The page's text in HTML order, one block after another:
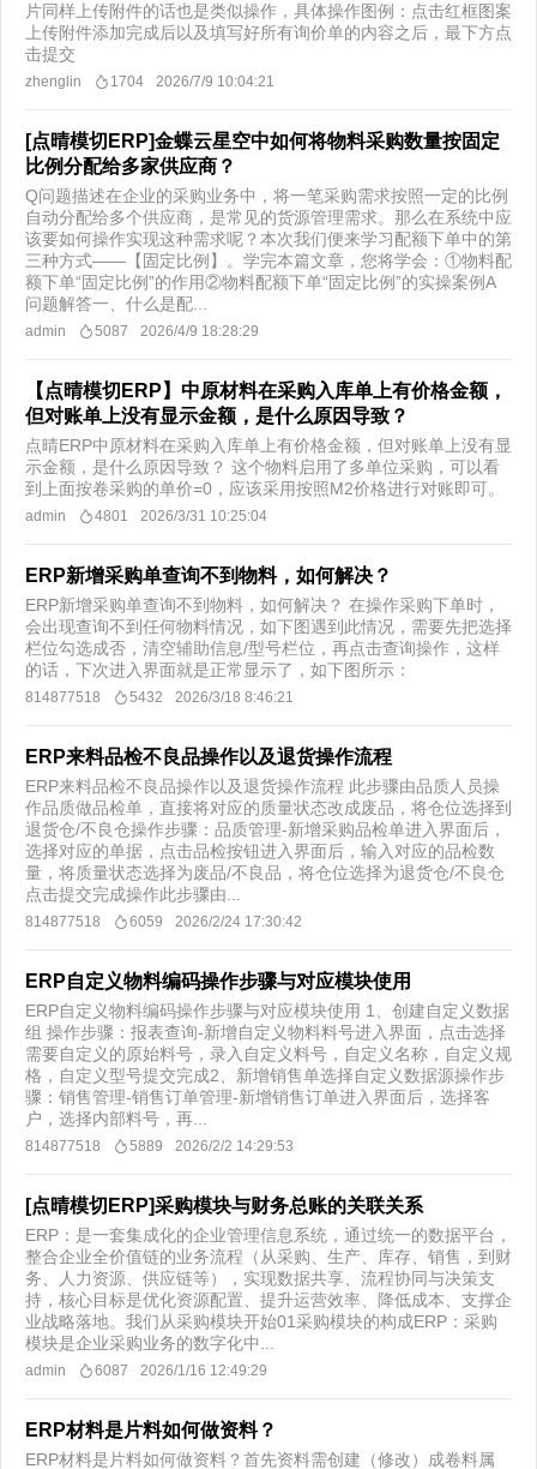
片同样上传附件的话也是类似操作，具体操作图例：点击红框图案
上传附件添加完成后以及填写好所有询价单的内容之后，最下方点
击提交
zhenglin 1704 2026/7/9 10:04:21
[点晴模切ERP]金蝶云星空中如何将物料采购数量按固定
比例分配给多家供应商？
Q问题描述在企业的采购业务中，将一笔采购需求按照一定的比例
自动分配给多个供应商，是常见的货源管理需求。那么在系统中应
该要如何操作实现这种需求呢？本次我们便来学习配额下单中的第
三种方式——【固定比例】。学完本篇文章，您将学会：①物料配
额下单“固定比例”的作用②物料配额下单“固定比例”的实操案例​ A
问题解答一、什么是配...
admin 5087 2026/4/9 18:28:29
【点晴模切ERP】中原材料在采购入库单上有价格金额，
但对账单上没有显示金额，是什么原因导致？
点晴ERP中原材料在采购入库单上有价格金额，但对账单上没有显
示金额，是什么原因导致？ 这个物料启用了多单位采购，可以看
到上面按卷采购的单价=0，应该采用按照M2价格进行对账即可。
admin 4801 2026/3/31 10:25:04
ERP新增采购单查询不到物料，如何解决？
ERP新增采购单查询不到物料，如何解决？ 在操作采购下单时，
会出现查询不到任何物料情况，如下图遇到此情况，需要先把选择
栏位勾选成否，清空辅助信息/型号栏位，再点击查询操作，这样
的话，下次进入界面就是正常显示了，如下图所示：
814877518 5432 2026/3/18 8:46:21
ERP来料品检不良品操作以及退货操作流程
ERP来料品检不良品操作以及退货操作流程 此步骤由品质人员操
作品质做品检单，直接将对应的质量状态改成废品，将仓位选择到
退货仓/不良仓操作步骤：品质管理-新增采购品检单进入界面后，
选择对应的单据，点击品检按钮进入界面后，输入对应的品检数
量，将质量状态选择为废品/不良品，将仓位选择为退货仓/不良仓
点击提交完成操作此步骤由...
814877518 6059 2026/2/24 17:30:42
ERP自定义物料编码操作步骤与对应模块使用
ERP自定义物料编码操作步骤与对应模块使用 1、创建自定义数据
组 操作步骤：报表查询-新增自定义物料料号进入界面，点击选择
需要自定义的原始料号，录入自定义料号，自定义名称，自定义规
格，自定义型号提交完成2、新增销售单选择自定义数据源操作步
骤：销售管理-销售订单管理-新增销售订单进入界面后，选择客
户，选择内部料号，再...
814877518 5889 2026/2/2 14:29:53
[点晴模切ERP]采购模块与财务总账的关联关系
ERP：是一套集成化的企业管理信息系统，通过统一的数据平台，
整合企业全价值链的业务流程（从采购、生产、库存、销售，到财
务、人力资源、供应链等），实现数据共享、流程协同与决策支
持，核心目标是优化资源配置、提升运营效率、降低成本、支撑企
业战略落地。我们从采购模块开始01采购模块的构成ERP：采购
模块是企业采购业务的数字化中...
admin 6087 2026/1/16 12:49:29
ERP材料是片料如何做资料？
ERP材料是片料如何做资料？首先资料需创建（修改）成卷料属